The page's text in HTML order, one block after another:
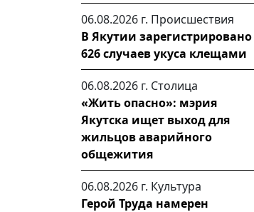
06.08.2026 г. Происшествия
В Якутии зарегистрировано
626 случаев укуса клещами
06.08.2026 г. Столица
«Жить опасно»: мэрия
Якутска ищет выход для
жильцов аварийного
общежития
06.08.2026 г. Культура
Герой Труда намерен